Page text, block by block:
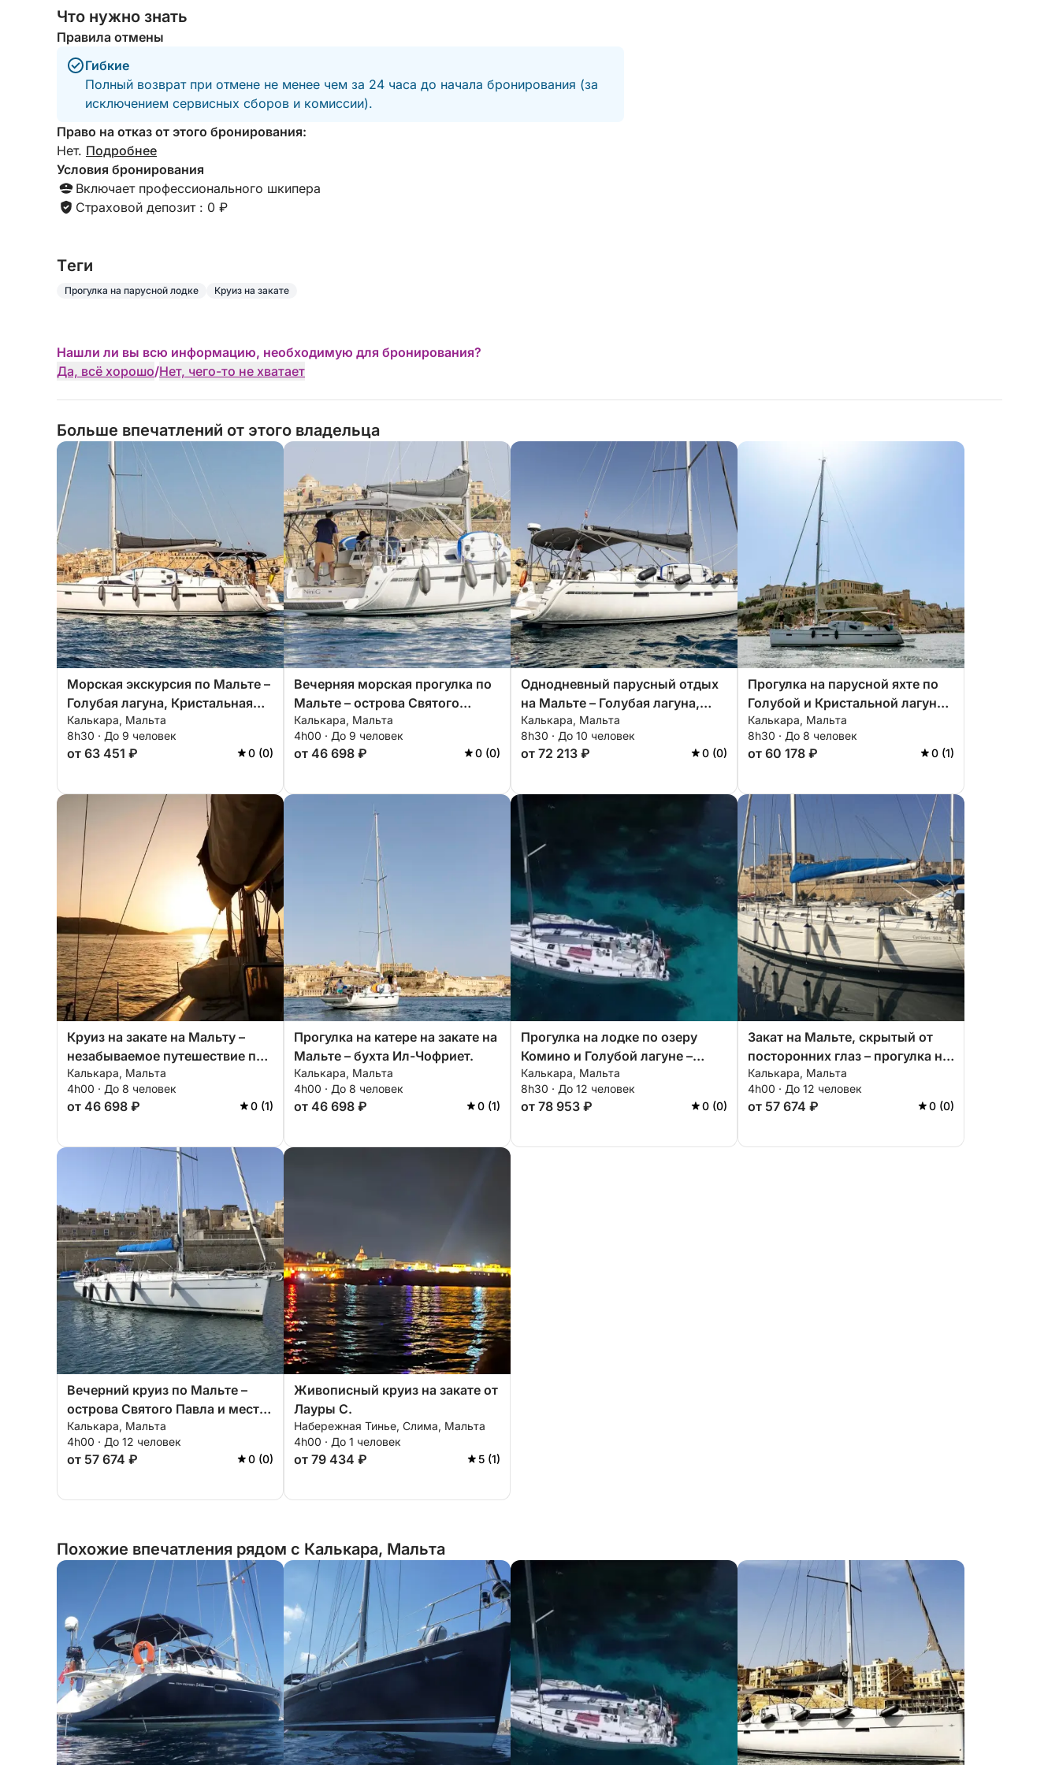
Что нужно знать
Правила отмены
Гибкие
Полный возврат при отмене не менее чем за 24 часа до начала бронирования (за
исключением сервисных сборов и комиссии).
Право на отказ от этого бронирования:
Нет. Подробнее
Условия бронирования
Включает профессионального шкипера
Страховой депозит : 0 ₽
Tеги
Прогулка на парусной лодке Круиз на закате
Нашли ли вы всю информацию, необходимую для бронирования?
Да, всё хорошо/Нет, чего-то не хватает
Больше впечатлений от этого владельца
Морская экскурсия по Мальте –
Голубая лагуна, Кристальная
лагуна и острова Святого
Павла.
Калькара, Мальта
8h30 · До 9 человек
от 63 451 ₽ 0 (0)
Вечерняя морская прогулка по
Мальте – острова Святого
Павла и закат
Калькара, Мальта
4h00 · До 9 человек
от 46 698 ₽ 0 (0)
Однодневный парусный отдых
на Мальте – Голубая лагуна,
Комино и Скрытая бухта.
Калькара, Мальта
8h30 · До 10 человек
от 72 213 ₽ 0 (0)
Прогулка на парусной яхте по
Голубой и Кристальной лагунам
– целый день на Мальте.
Калькара, Мальта
8h30 · До 8 человек
от 60 178 ₽ 0 (1)
Круиз на закате на Мальту –
незабываемое путешествие по
островам Святого Павла.
Калькара, Мальта
4h00 · До 8 человек
от 46 698 ₽ 0 (1)
Прогулка на катере на закате на
Мальте – бухта Ил-Чофриет.
Калькара, Мальта
4h00 · До 8 человек
от 46 698 ₽ 0 (1)
Прогулка на лодке по озеру
Комино и Голубой лагуне –
целый день из Калкары.
Калькара, Мальта
8h30 · До 12 человек
от 78 953 ₽ 0 (0)
Закат на Мальте, скрытый от
посторонних глаз – прогулка на
катере по заливу Иль-Чофриет.
Калькара, Мальта
4h00 · До 12 человек
от 57 674 ₽ 0 (0)
Вечерний круиз по Мальте –
острова Святого Павла и места
для купания.
Калькара, Мальта
4h00 · До 12 человек
от 57 674 ₽ 0 (0)
Живописный круиз на закате от
Лауры С.
Набережная Тинье, Слима, Мальта
4h00 · До 1 человек
от 79 434 ₽ 5 (1)
Похожие впечатления рядом с Калькара, Мальта